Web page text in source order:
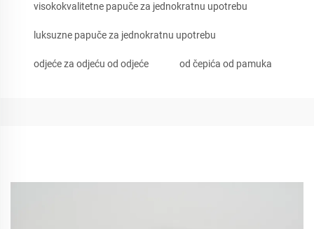
visokokvalitetne papuče za jednokratnu upotrebu
luksuzne papuče za jednokratnu upotrebu
odjeće za odjeću od odjeće od čepića od pamuka